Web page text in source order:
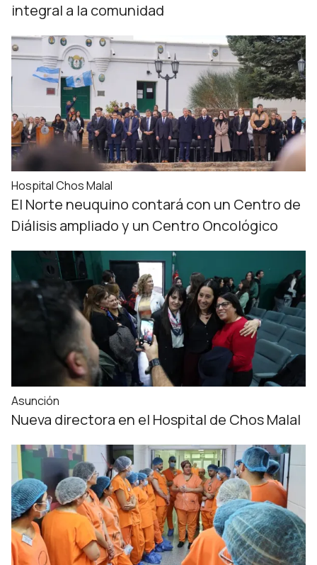
integral a la comunidad
Hospital Chos Malal
El Norte neuquino contará con un Centro de
Diálisis ampliado y un Centro Oncológico
Asunción
Nueva directora en el Hospital de Chos Malal